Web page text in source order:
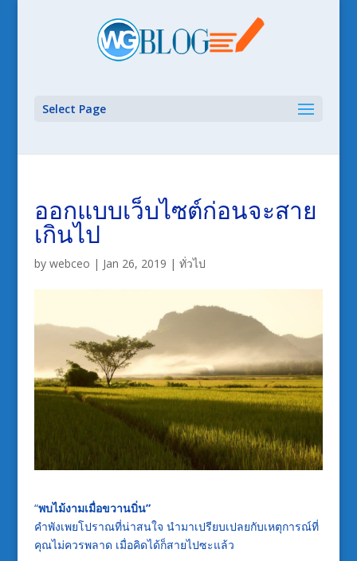
Select Page
ออกแบบเว็บไซต์ก่อนจะสาย
เกินไป
by webceo | Jan 26, 2019 | ทั่วไป
“พบไม้งามเมื่อขวานบิ่น”
คำพังเพยโปราณที่น่าสนใจ นำมาเปรียบเปลยกับเหตุการณ์ที่
คุณไม่ควรพลาด เมื่อคิดได้ก็สายไปซะแล้ว